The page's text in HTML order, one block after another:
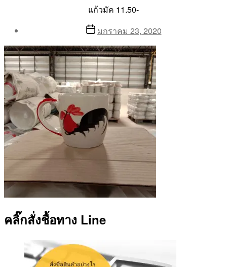
แก้วมัค 11.50-
By
Aea
Postมกราคม 23, 2020
คลิ๊กสั่งชื้อทาง Line